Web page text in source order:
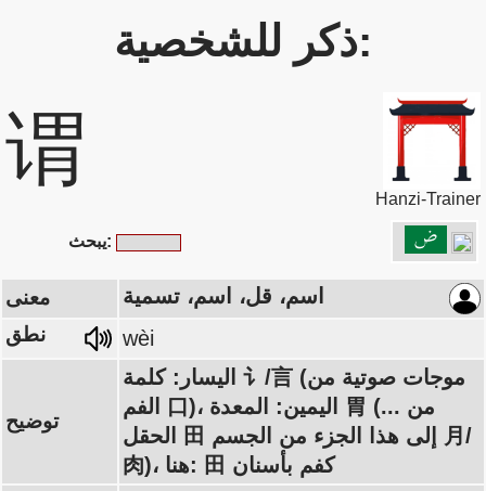
ذكر للشخصية:
谓
Hanzi-Trainer
يبحث:
معنى اسم، قل، اسم، تسمية
نطق wèi
توضيح
اليسار: كلمة 讠/言 (موجات صوتية من
الفم 口)، اليمين: المعدة 胃 (... من
الحقل 田 إلى هذا الجزء من الجسم 月/
肉)، هنا: 田 كفم بأسنان